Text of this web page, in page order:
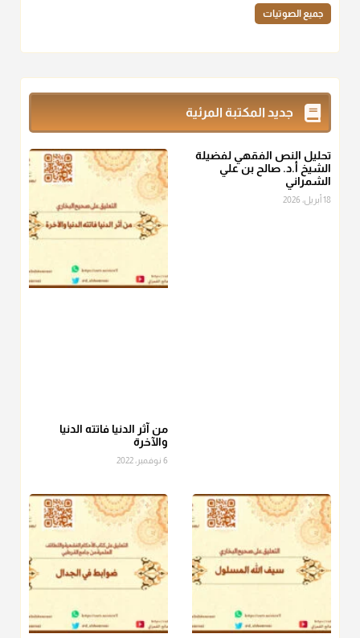
أ.د. صالح الشمراني
المعتدلين غير مقبوضتين ولا مبسوطتين أربع مرات من الرز أو البر
أو التمر أو اللحم
منذ 3 شهر
، فإلم يعلم إلا بعد ذلك لم تجزه لقولهﷺ:
الصاع..فمن شق عليه إخراج الطعام هذه الأيام وأراد إخراج القيمة
أ.د. صالح الشمراني
دفعزكاة الفطرللمسكين القريب صدقة وصلة وهو أفضل من
دفعها للبعيد ولا تغرك مظاهر ووظائف بعض الأقارب فإن
جميع الصوتيات
جديد المكتبة المرئية
تحليل النص الفقهي لفضيلة
الشيخ أ.د. صالح بن علي
الشمراني
18 أبريل، 2026
من آثر الدنيا فاتته الدنيا
والآخرة
6 نوفمبر، 2022